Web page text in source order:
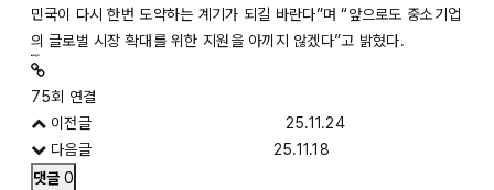
민국이 다시 한번 도약하는 계기가 되길 바란다”며 “앞으로도 중소기업
의 글로벌 시장 확대를 위한 지원을 아끼지 않겠다”고 밝혔다.
관련링크
75회 연결
이전글한경원-피봇브릿지 MOU 체결
25.11.24
다음글경주APEC 관련 세미나 개최
25.11.18
댓글0